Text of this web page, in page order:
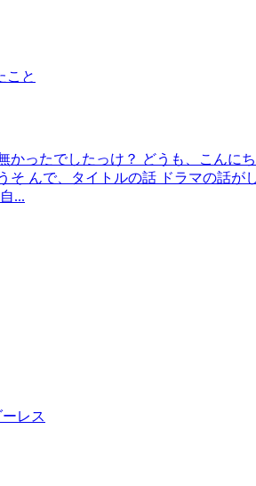
こと
かったでしたっけ？ どうも、こんに
そ んで、タイトルの話 ドラマの話が
...
レス